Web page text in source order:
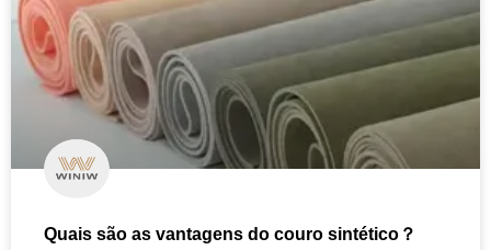
Quais são as vantagens do couro sintético？